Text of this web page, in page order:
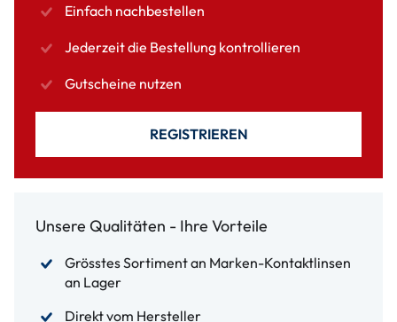
Einfach nachbestellen
Jederzeit die Bestellung kontrollieren
Gutscheine nutzen
REGISTRIEREN
Unsere Qualitäten - Ihre Vorteile
Grösstes Sortiment an Marken-Kontaktlinsen
an Lager
Direkt vom Hersteller